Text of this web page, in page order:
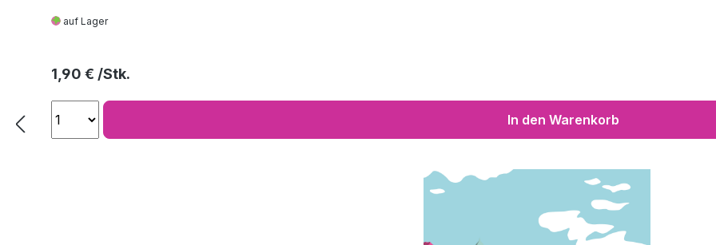
auf Lager
Regulärer Preis:
1,90 €
In den Warenkorb